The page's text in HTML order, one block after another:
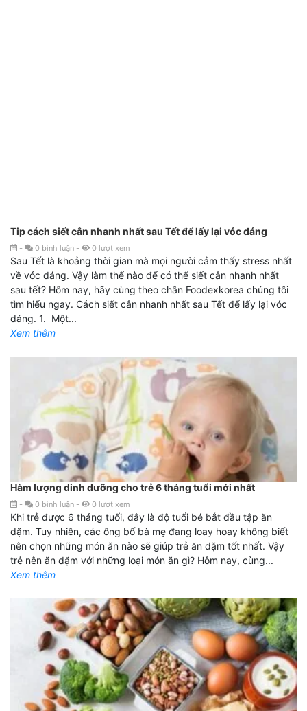
Tip cách siết cân nhanh nhất sau Tết để lấy lại vóc dáng
- 0 bình luận - 0 lượt xem
Sau Tết là khoảng thời gian mà mọi người cảm thấy stress nhất
về vóc dáng. Vậy làm thế nào để có thể siết cân nhanh nhất
sau tết? Hôm nay, hãy cùng theo chân Foodexkorea chúng tôi
tìm hiểu ngay. Cách siết cân nhanh nhất sau Tết để lấy lại vóc
dáng. 1. Một...
Xem thêm
Hàm lượng dinh dưỡng cho trẻ 6 tháng tuổi mới nhất
- 0 bình luận - 0 lượt xem
Khi trẻ được 6 tháng tuổi, đây là độ tuổi bé bắt đầu tập ăn
dặm. Tuy nhiên, các ông bố bà mẹ đang loay hoay không biết
nên chọn những món ăn nào sẽ giúp trẻ ăn dặm tốt nhất. Vậy
trẻ nên ăn dặm với những loại món ăn gì? Hôm nay, cùng...
Xem thêm